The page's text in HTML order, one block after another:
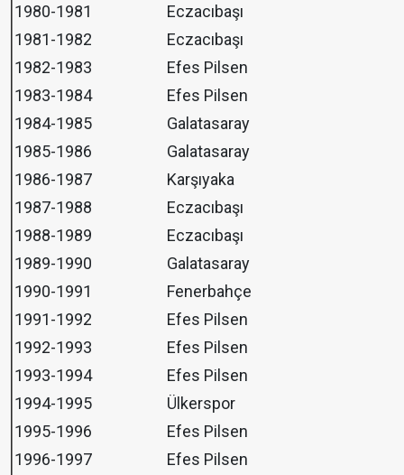
1980-1981
Eczacıbaşı
1981-1982
Eczacıbaşı
1982-1983
Efes Pilsen
1983-1984
Efes Pilsen
1984-1985
Galatasaray
1985-1986
Galatasaray
1986-1987
Karşıyaka
1987-1988
Eczacıbaşı
1988-1989
Eczacıbaşı
1989-1990
Galatasaray
1990-1991
Fenerbahçe
1991-1992
Efes Pilsen
1992-1993
Efes Pilsen
1993-1994
Efes Pilsen
1994-1995
Ülkerspor
1995-1996
Efes Pilsen
1996-1997
Efes Pilsen